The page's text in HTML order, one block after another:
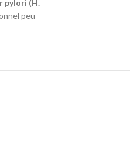
pylori (H.
peu